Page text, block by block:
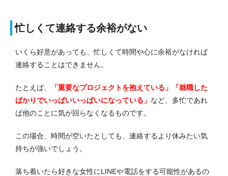
忙しくて連絡する余裕がない
いくら好意があっても、忙しくて時間や心に余裕がなければ
連絡することはできません。
たとえば、
「重要なプロジェクトを抱えている」「就職した
ばかりでいっぱいいっぱいになっている」 など、多忙であれ
ば他のことに気が回らなくなるものです。
この場合、時間が空いたとしても、連絡するより休みたい気
持ちが強いでしょう。
落ち着いたら好きな女性にLINEや電話をする可能性があるの